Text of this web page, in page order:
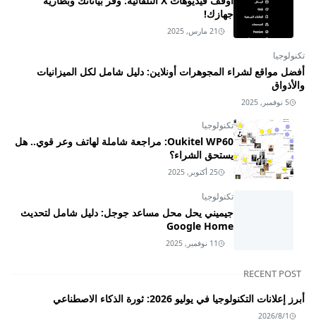
جهازك!
21 مارس, 2025
تكنولوجيا
أفضل مواقع لشراء المجوهرات أونلاين: دليل شامل لكل الميزانيات
والأذواق
5 نوفمبر, 2025
تكنولوجيا
Oukitel WP60: مراجعة شاملة لهاتف وعر قوي.. هل
يستحق الشراء؟
25 أكتوبر, 2025
تكنولوجيا
جيميني يحل محل مساعد جوجل: دليل شامل لتحديث
Google Home
11 نوفمبر, 2025
RECENT POST
أبرز إعلانات التكنولوجيا في يوليو 2026: ثورة الذكاء الاصطناعي
2026/8/1